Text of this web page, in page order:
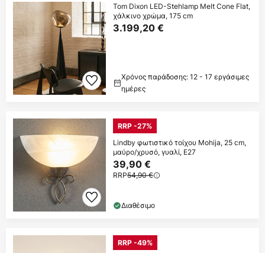
Tom Dixon LED-Stehlamp Melt Cone Flat,
χάλκινο χρώμα, 175 cm
3.199,20 €
Χρόνος παράδοσης: 12 - 17 εργάσιμες
ημέρες
RRP -27%
Lindby φωτιστικό τοίχου Mohija, 25 cm,
μαύρο/χρυσό, γυαλί, E27
39,90 €
RRP54,90 €
Διαθέσιμο
RRP -49%